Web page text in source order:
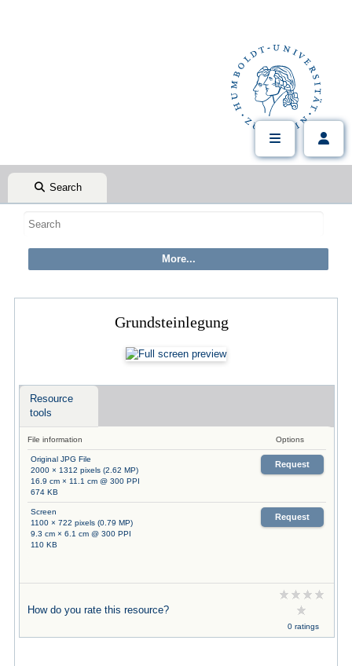
Search
Grundsteinlegung
Resource
tools
File information Options
Original JPG File
2000 × 1312 pixels (2.62 MP)
16.9 cm × 11.1 cm @ 300 PPI
674 KB
Request
Screen
1100 × 722 pixels (0.79 MP)
9.3 cm × 6.1 cm @ 300 PPI
110 KB
Request
How do you rate this resource?
0 ratings